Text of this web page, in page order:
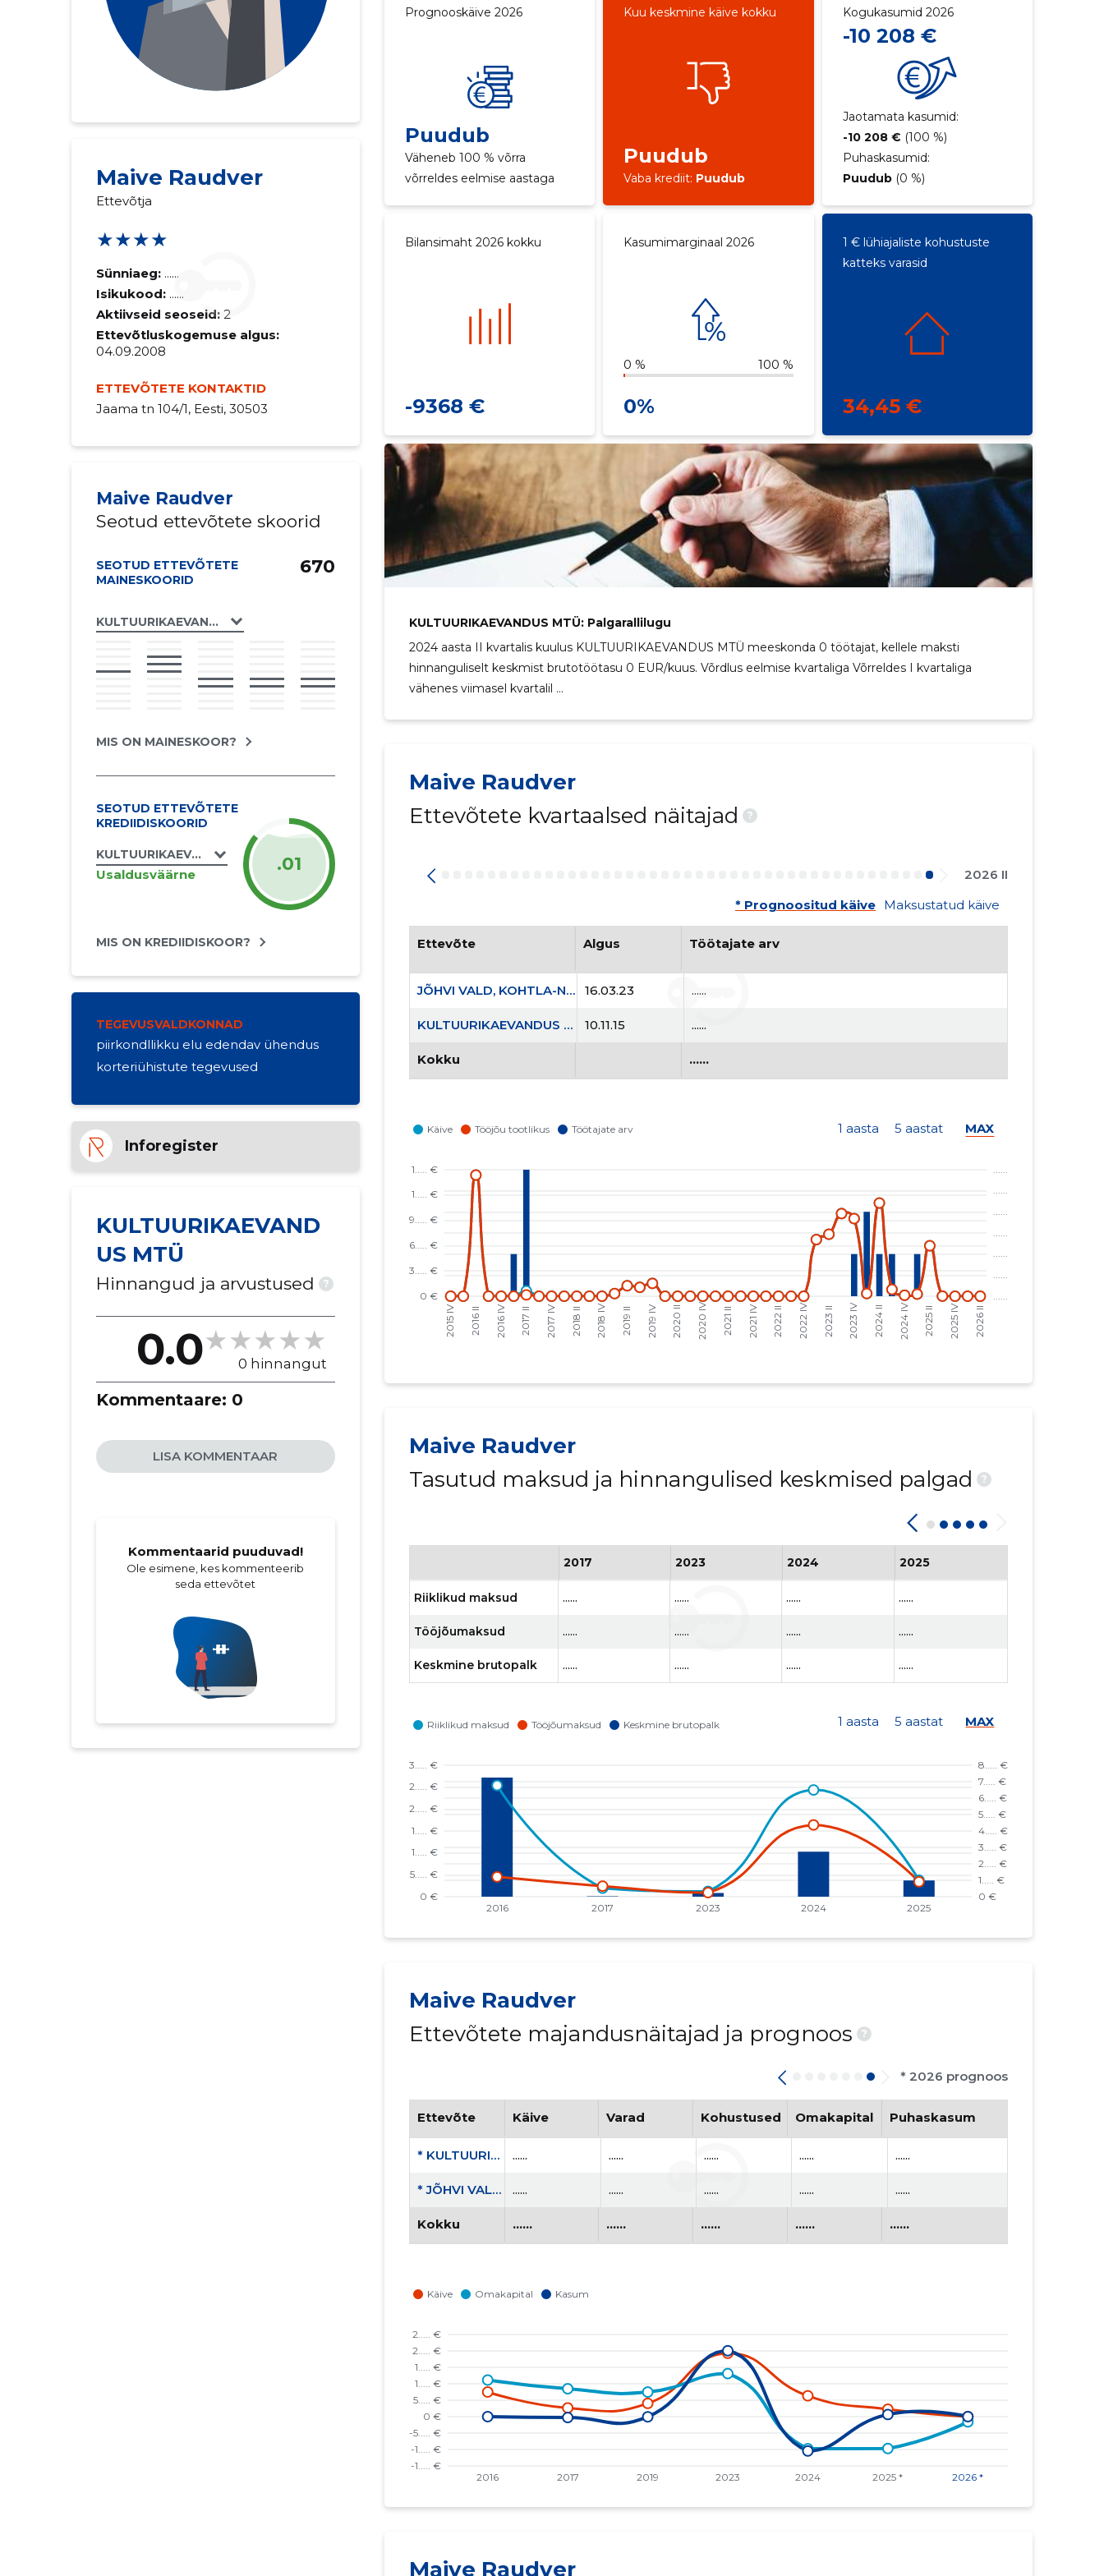
Maive Raudver
Ettevõtja
★★★★
Sünniaeg: ......
Isikukood: ......
Aktiivseid seoseid: 2
Ettevõtluskogemuse algus:
04.09.2008
ETTEVÕTETE KONTAKTID
Jaama tn 104/1, Eesti, 30503
Maive Raudver
Seotud ettevõtete skoorid
SEOTUD ETTEVÕTETE
MAINESKOORID
KULTUURIKAEVANDUS MTÜ
670
MIS ON MAINESKOOR?
SEOTUD ETTEVÕTETE
KREDIIDISKOORID
KULTUURIKAEVANDUS MTÜ
Usaldusväärne .01
MIS ON KREDIIDISKOOR?
TEGEVUSVALDKONNAD
piirkondllikku elu edendav ühendus
korteriühistute tegevused
Inforegister
KULTUURIKAEVAND
US MTÜ
Hinnangud ja arvustused ?
0.0 0 hinnangut
Kommentaare: 0
LISA KOMMENTAAR
Kommentaarid puuduvad!
Ole esimene, kes kommenteerib
seda ettevõtet
Prognooskäive 2026
Puudub
Väheneb 100 % võrra
võrreldes eelmise aastaga
Kuu keskmine käive kokku
Puudub
Vaba krediit: Puudub
Kogukasumid 2026
-10 208 €
Jaotamata kasumid:
-10 208 € (100 %)
Puhaskasumid:
Puudub(0 %)
Bilansimaht 2026 kokku
-9368 €
Kasumimarginaal 2026
0 % 100 %
0%
1 € lühiajaliste kohustuste
katteks varasid
34,45 €
KULTUURIKAEVANDUS MTÜ: Palgarallilugu
2024 aasta II kvartalis kuulus KULTUURIKAEVANDUS MTÜ meeskonda 0 töötajat, kellele maksti
hinnanguliselt keskmist brutotöötasu 0 EUR/kuus. Võrdlus eelmise kvartaliga Võrreldes I kvartaliga
vähenes viimasel kvartalil ...
Maive Raudver
Ettevõtete kvartaalsed näitajad
?
2026 II
* Prognoositud käive Maksustatud käive
Ettevõte Algus Töötajate arv
JÕHVI VALD, KOHTLA-NÕMME ALEV, KAEVURITE PST 3 KORTERIÜHISTU 16.03.23 ......
KULTUURIKAEVANDUS MTÜ 10.11.15 ......
Kokku ......
1 aasta 5 aastat MAX
Maive Raudver
Tasutud maksud ja hinnangulised keskmised palgad
?
2017 2023 2024 2025
Riiklikud maksud ...... ...... ...... ......
Tööjõumaksud ...... ...... ...... ......
Keskmine brutopalk ...... ...... ...... ......
1 aasta 5 aastat MAX
Maive Raudver
Ettevõtete majandusnäitajad ja prognoos
?
* 2026 prognoos
Ettevõte Käive Varad Kohustused Omakapital Puhaskasum
* KULTUURIKAEVANDUS MTÜ ...... ...... ...... ...... ......
* JÕHVI VALD, KOHTLA-NÕMME ALEV, KAEVURITE PST 3 KORTERIÜHISTU ...... ...... ...... ...... ......
Kokku ...... ...... ...... ...... ......
Maive Raudver